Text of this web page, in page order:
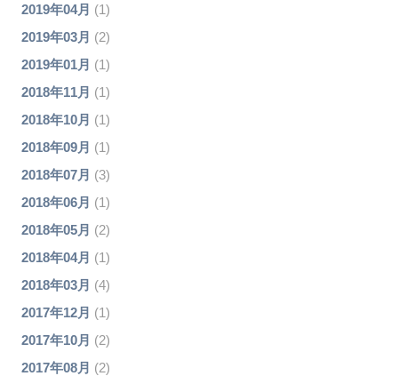
2019年04月 (1)
2019年03月 (2)
2019年01月 (1)
2018年11月 (1)
2018年10月 (1)
2018年09月 (1)
2018年07月 (3)
2018年06月 (1)
2018年05月 (2)
2018年04月 (1)
2018年03月 (4)
2017年12月 (1)
2017年10月 (2)
2017年08月 (2)